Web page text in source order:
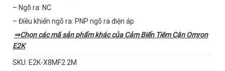
– Ngõ ra: NC
– Điều khiển ngõ ra: PNP ngõ ra điện áp
⇒Chọn các mã sản phẩm khác củaCảm Biến Tiệm Cận Omron
E2K
SKU: E2K-X8MF2 2M